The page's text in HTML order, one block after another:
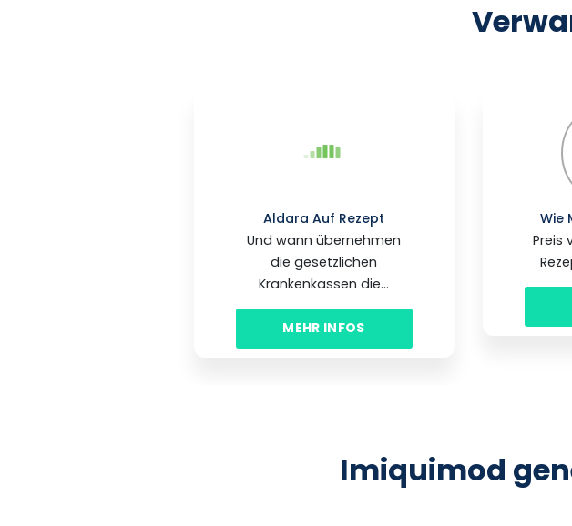
Aldara Auf Rezept
Und wann übernehmen
die gesetzlichen
Krankenkassen die...
MEHR INFOS
Wie
Preis
Imiquimod